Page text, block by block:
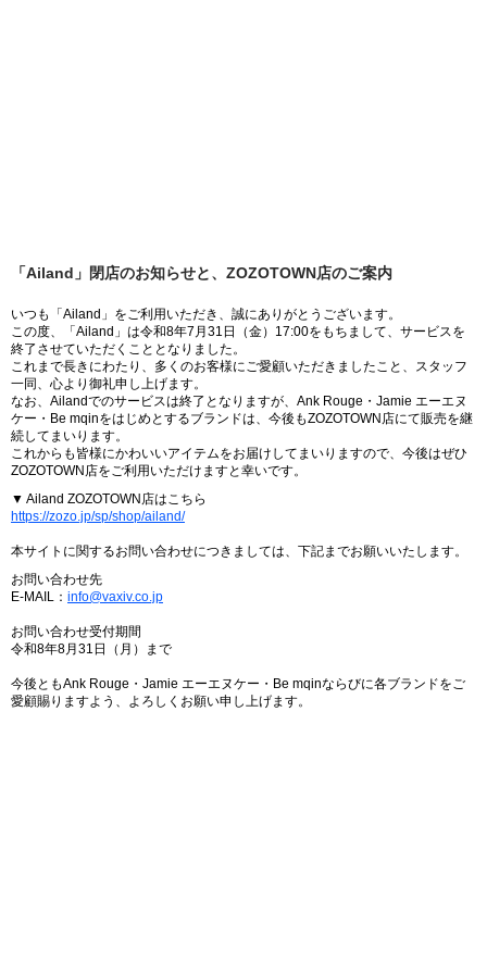
「Ailand」閉店のお知らせと、ZOZOTOWN店のご案内
いつも「Ailand」をご利用いただき、誠にありがとうございます。
この度、「Ailand」は令和8年7月31日（金）17:00をもちまして、サービスを
終了させていただくこととなりました。
これまで長きにわたり、多くのお客様にご愛顧いただきましたこと、スタッフ
一同、心より御礼申し上げます。
なお、Ailandでのサービスは終了となりますが、Ank Rouge・Jamie エーエヌ
ケー・Be mqinをはじめとするブランドは、今後もZOZOTOWN店にて販売を継
続してまいります。
これからも皆様にかわいいアイテムをお届けしてまいりますので、今後はぜひ
ZOZOTOWN店をご利用いただけますと幸いです。
▼ Ailand ZOZOTOWN店はこちら
https://zozo.jp/sp/shop/ailand/
本サイトに関するお問い合わせにつきましては、下記までお願いいたします。
お問い合わせ先
E-MAIL： info@vaxiv.co.jp
お問い合わせ受付期間
令和8年8月31日（月）まで
今後ともAnk Rouge・Jamie エーエヌケー・Be mqinならびに各ブランドをご
愛顧賜りますよう、よろしくお願い申し上げます。